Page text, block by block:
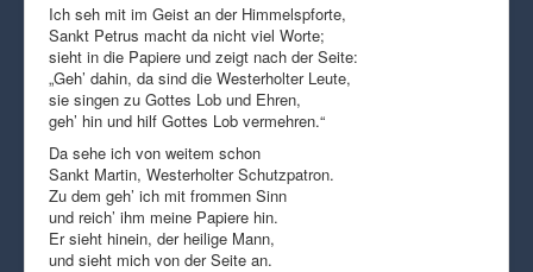
Ich seh mit im Geist an der Himmelspforte,
Sankt Petrus macht da nicht viel Worte;
sieht in die Papiere und zeigt nach der Seite:
„Geh’ dahin, da sind die Westerholter Leute,
sie singen zu Gottes Lob und Ehren,
geh’ hin und hilf Gottes Lob vermehren.“
Da sehe ich von weitem schon
Sankt Martin, Westerholter Schutzpatron.
Zu dem geh’ ich mit frommen Sinn
und reich’ ihm meine Papiere hin.
Er sieht hinein, der heilige Mann,
und sieht mich von der Seite an.